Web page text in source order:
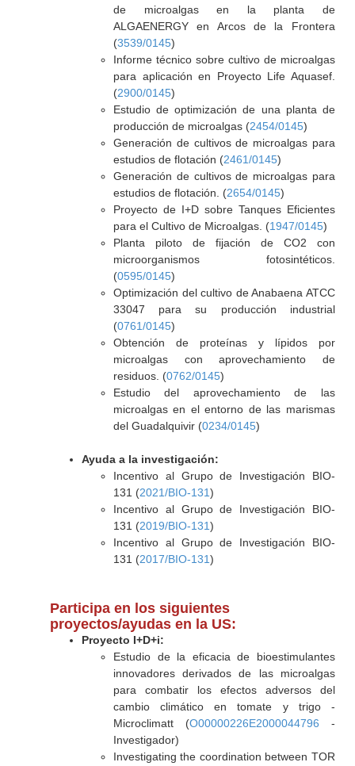
de microalgas en la planta de
ALGAENERGY en Arcos de la Frontera
(3539/0145)
Informe técnico sobre cultivo de microalgas
para aplicación en Proyecto Life Aquasef.
(2900/0145)
Estudio de optimización de una planta de
producción de microalgas (2454/0145)
Generación de cultivos de microalgas para
estudios de flotación (2461/0145)
Generación de cultivos de microalgas para
estudios de flotación. (2654/0145)
Proyecto de I+D sobre Tanques Eficientes
para el Cultivo de Microalgas. (1947/0145)
Planta piloto de fijación de CO2 con
microorganismos fotosintéticos.
(0595/0145)
Optimización del cultivo de Anabaena ATCC
33047 para su producción industrial
(0761/0145)
Obtención de proteínas y lípidos por
microalgas con aprovechamiento de
residuos. (0762/0145)
Estudio del aprovechamiento de las
microalgas en el entorno de las marismas
del Guadalquivir (0234/0145)
Ayuda a la investigación:
Incentivo al Grupo de Investigación BIO-
131 (2021/BIO-131)
Incentivo al Grupo de Investigación BIO-
131 (2019/BIO-131)
Incentivo al Grupo de Investigación BIO-
131 (2017/BIO-131)
Participa en los siguientes
proyectos/ayudas en la US:
Proyecto I+D+i:
Estudio de la eficacia de bioestimulantes
innovadores derivados de las microalgas
para combatir los efectos adversos del
cambio climático en tomate y trigo -
Microclimatt (O00000226E2000044796 -
Investigador)
Investigating the coordination between TOR